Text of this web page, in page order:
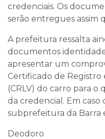
credenciais. Os
serão entregues assim
A prefeitura ressalta
documentos
apresentar um
Certificado de
(CRLV) do carro para
da credencial. Em
subprefeitura da Barra
Deodoro